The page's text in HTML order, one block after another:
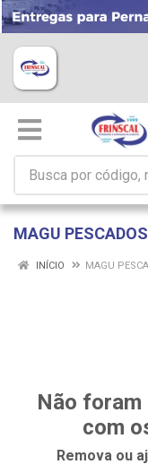
MAGU
INÍCIO MAGU
Não
com
Remova ou